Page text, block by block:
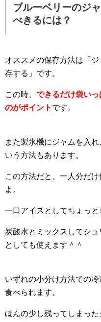
ブルーベリーのジ
べきるには？
オススメの保存方法は「
存する」です。
この時、 できるだけ袋いっ
のがポイント です。
また製氷機にジャムを入
いう方法もあります。
この方法だと、一人分だ
よ。
一口アイスとしてちょっ
炭酸水とミックスしてシ
としても使えます＾＾
いずれの小分け方法での
食べられます。
ほんの少し残ってしまっ